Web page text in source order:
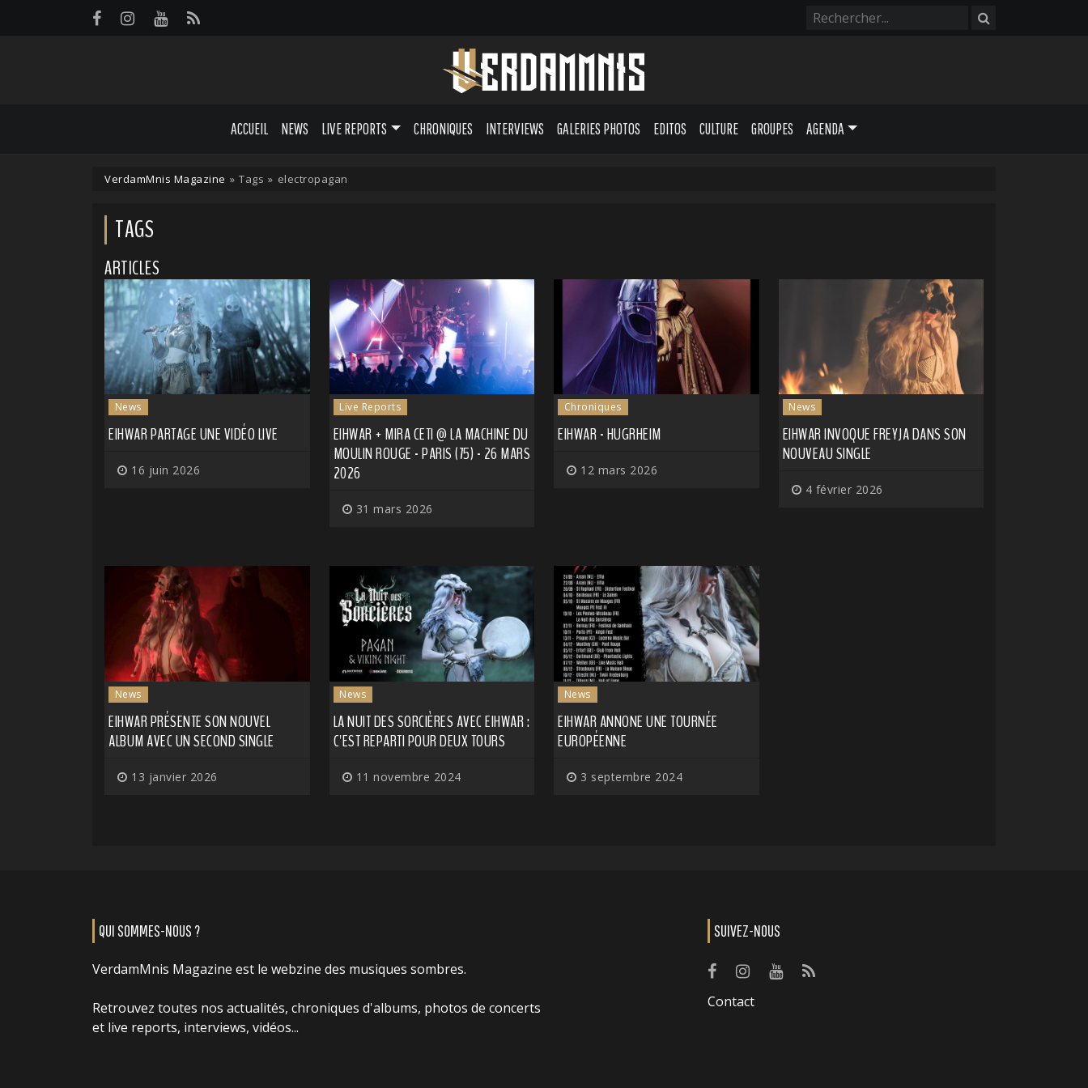
ACCUEIL NEWS LIVE REPORTS CHRONIQUES INTERVIEWS GALERIES PHOTOS EDITOS CULTURE GROUPES AGENDA
VerdamMnis Magazine » Tags » electropagan
TAGS
ARTICLES
News
EIHWAR PARTAGE UNE VIDÉO LIVE
16 juin 2026
Live Reports
EIHWAR + MIRA CETI @ LA MACHINE DU
MOULIN ROUGE - PARIS (75) - 26 MARS
2026
31 mars 2026
Chroniques
EIHWAR - HUGRHEIM
12 mars 2026
News
EIHWAR INVOQUE FREYJA DANS SON
NOUVEAU SINGLE
4 février 2026
News
EIHWAR PRÉSENTE SON NOUVEL
ALBUM AVEC UN SECOND SINGLE
13 janvier 2026
News
LA NUIT DES SORCIÈRES AVEC EIHWAR :
C'EST REPARTI POUR DEUX TOURS
11 novembre 2024
News
EIHWAR ANNONE UNE TOURNÉE
EUROPÉENNE
3 septembre 2024
QUI SOMMES-NOUS ?
VerdamMnis Magazine est le webzine des musiques sombres.
Retrouvez toutes nos actualités, chroniques d'albums, photos de concerts
et live reports, interviews, vidéos...
SUIVEZ-NOUS
Contact
Panneau de gestion des cookies